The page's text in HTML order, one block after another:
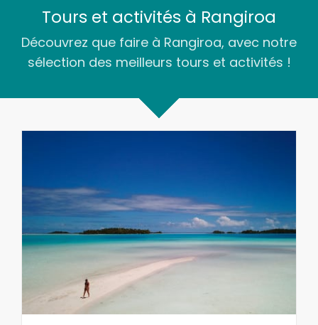
Tours et activités à Rangiroa
Découvrez que faire à Rangiroa, avec notre
sélection des meilleurs tours et activités !